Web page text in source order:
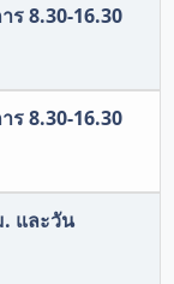
ร 8.30-16.30
ร 8.30-16.30
และวัน